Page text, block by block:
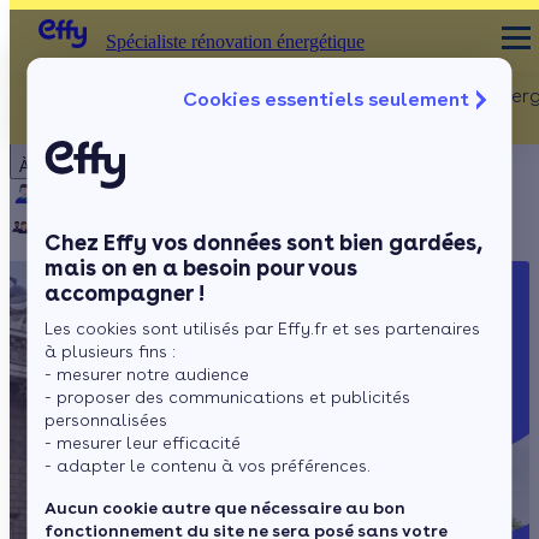
Cookies essentiels seulement
Chez Effy vos données sont bien gardées,
mais on en a besoin pour vous
accompagner !
Les cookies sont utilisés par Effy.fr et ses partenaires
à plusieurs fins :
- mesurer notre audience
- proposer des communications et publicités
personnalisées
- mesurer leur efficacité
- adapter le contenu à vos préférences.
Aucun cookie autre que nécessaire au bon
fonctionnement du site ne sera posé sans votre
À propos
Notre équipe
Rejoignez-nous Presse
Spécialiste rénovation énergétique Rénovation
Murs
Sols
Spécialiste rénovation énergétique